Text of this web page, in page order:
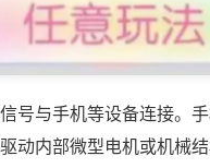
号与手机等设备连接。
动内部微型电机或机械